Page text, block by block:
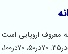
معروف اروپایی است
که به صورت سفارش و با ابعاد مختلف شامل سایز 50در35، 70در50، 70در100،